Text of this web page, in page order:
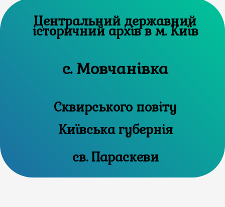
Центральний державний
історичний архів в м. Київ
с. Мовчанівка
Сквирського повіту
Київська губернія
св. Параскеви